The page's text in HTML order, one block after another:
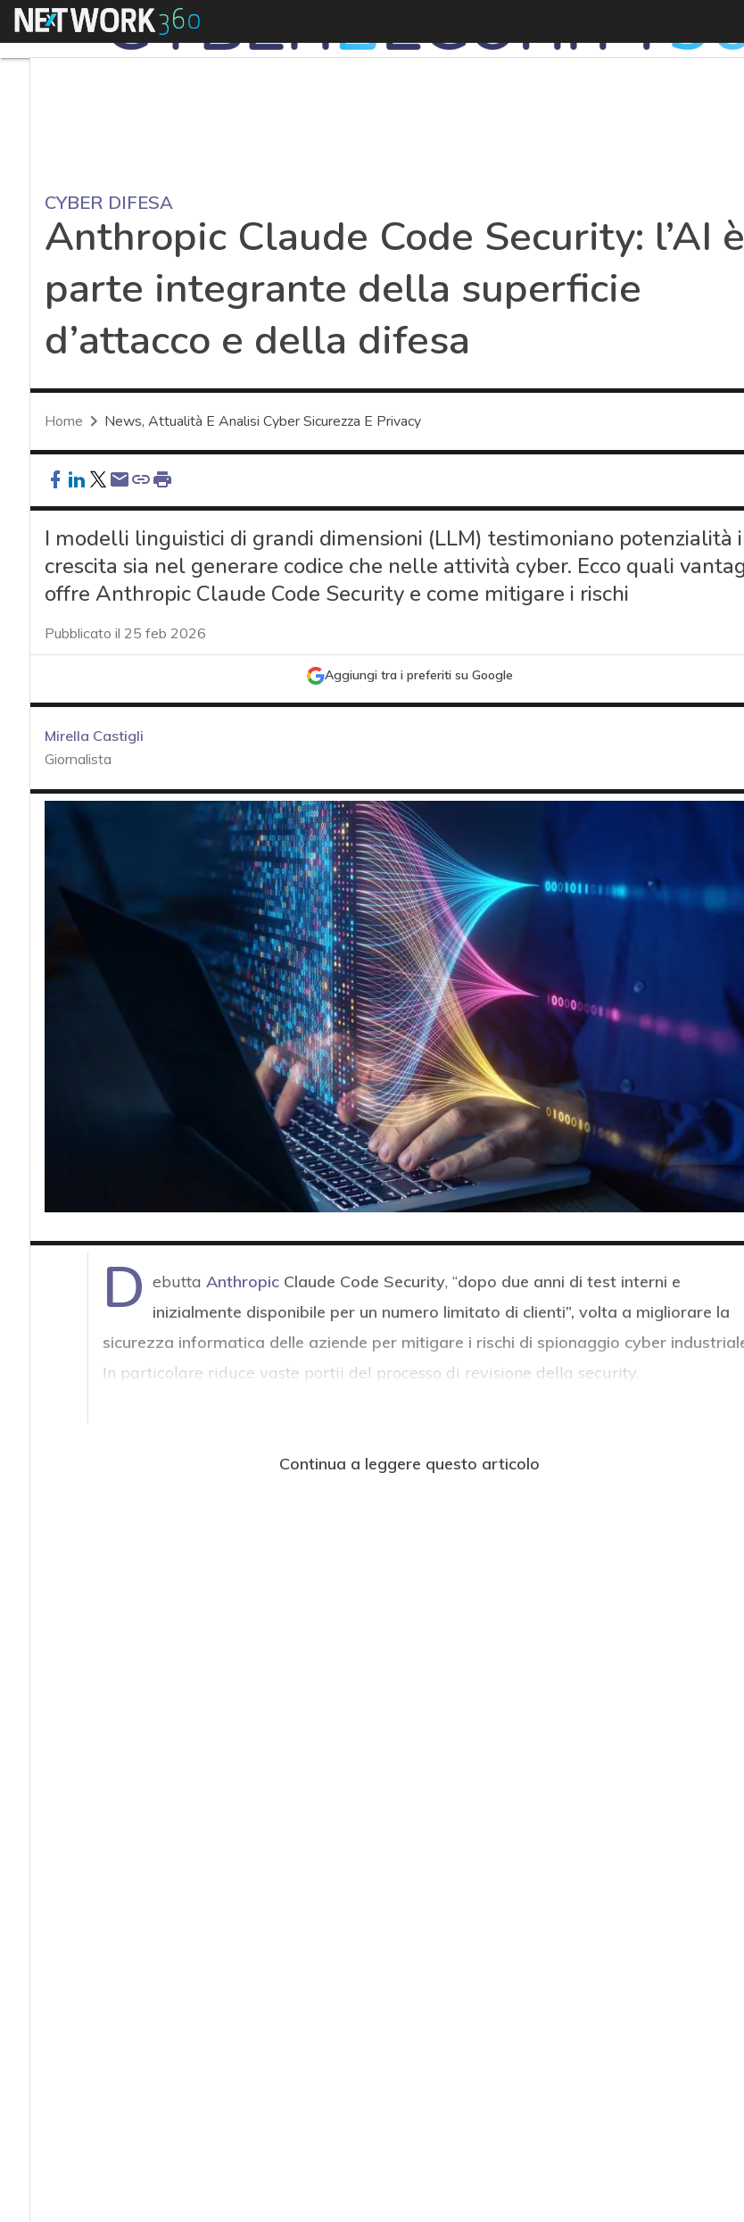
Menu
CYBER DIFESA
Anthropic Claude Code Security: l’AI è
parte integrante della superficie
d’attacco e della difesa
Home News, Attualità E Analisi Cyber Sicurezza E Privacy
I modelli linguistici di grandi dimensioni (LLM) testimoniano potenzialità
crescita sia nel generare codice che nelle attività cyber. Ecco quali
offre Anthropic Claude Code Security e come mitigare i rischi
Pubblicato il 25 feb 2026
Aggiungi tra i preferiti su Google
Mirella Castigli
Giornalista
D ebutta AnthropicClaude Code Security, “dopo due anni di test interni e
inizialmente disponibile per un numero limitato di clienti”, volta a migliorare la
sicurezza informatica delle aziende per mitigare i rischi di spionaggio cyber
In particolare riduce vaste portii del processo di revisione della security.
Continua a leggere questo articolo
Attacchi hacker e Malware: le ultime news in tempo reale e gli